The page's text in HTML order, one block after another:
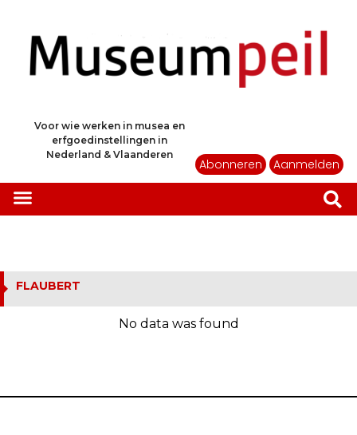
Voor wie werken in musea en
erfgoedinstellingen in
Nederland & Vlaanderen
Abonneren Aanmelden
FLAUBERT
No data was found